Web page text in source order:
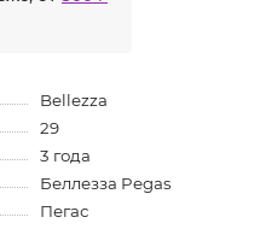
Bellezza
29
3 года
Беллезза Pegas
Пегас